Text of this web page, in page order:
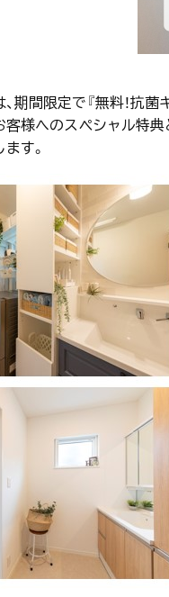
期間限定で『無料！抗
様へのスペシャル特
す。